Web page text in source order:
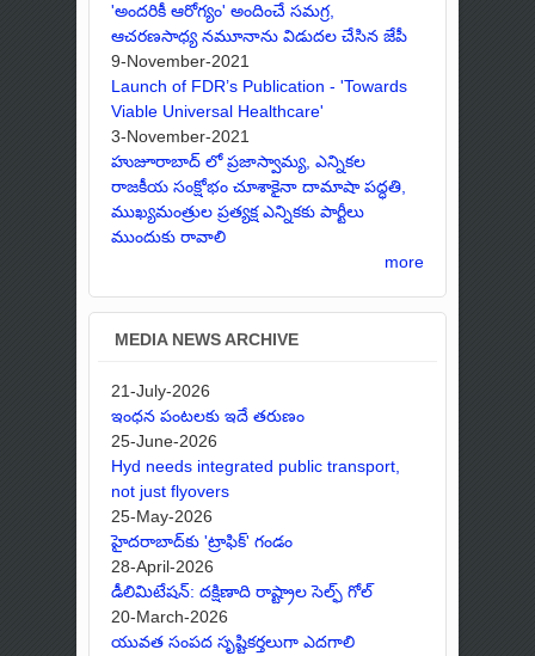
'అందరికీ ఆరోగ్యం' అందించే సమగ్ర,
ఆచరణసాధ్య నమూనాను విడుదల చేసిన జేపీ
9-November-2021
Launch of FDR’s Publication - 'Towards
Viable Universal Healthcare'
3-November-2021
హుజూరాబాద్ లో ప్రజాస్వామ్య, ఎన్నికల
రాజకీయ సంక్షోభం చూశాకైనా దామాషా పద్ధతి,
ముఖ్యమంత్రుల ప్రత్యక్ష ఎన్నికకు పార్టీలు
ముందుకు రావాలి
more
MEDIA NEWS ARCHIVE
21-July-2026
ఇంధన పంటలకు ఇదే తరుణం
25-June-2026
Hyd needs integrated public transport,
not just flyovers
25-May-2026
హైదరాబాద్‌కు 'ట్రాఫిక్' గండం
28-April-2026
డీలిమిటేషన్: దక్షిణాది రాష్ట్రాల సెల్ఫ్ గోల్
20-March-2026
యువత సంపద సృష్టికర్తలుగా ఎదగాలి